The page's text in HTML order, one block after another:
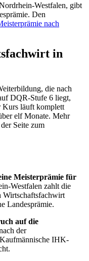
Westfalen, gibt
Den
nach
in
die nach
DQR-Stufe 6 liegt,
Kurs läuft komplett
elf Monate. Mehr
Seite zum
Meisterprämie für
Westfalen zahlt die
Wirtschaftsfachwirt
Landesprämie.
auf die
der
IHK-